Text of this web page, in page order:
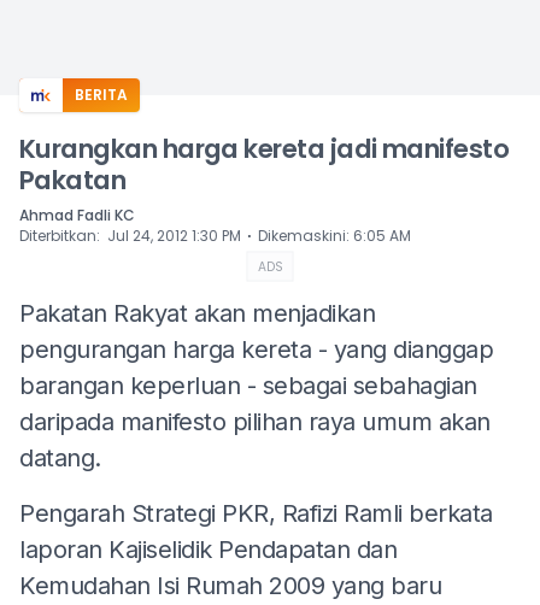
BERITA
Kurangkan harga kereta jadi manifesto
Pakatan
Ahmad Fadli KC
Diterbitkan: Jul 24, 2012 1:30 PM ⋅ Dikemaskini: 6:05 AM
ADS
Pakatan Rakyat akan menjadikan
pengurangan harga kereta - yang dianggap
barangan keperluan - sebagai sebahagian
daripada manifesto pilihan raya umum akan
datang.
Pengarah Strategi PKR, Rafizi Ramli berkata
laporan Kajiselidik Pendapatan dan
Kemudahan Isi Rumah 2009 yang baru